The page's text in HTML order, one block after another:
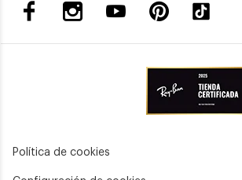
Política de cookies